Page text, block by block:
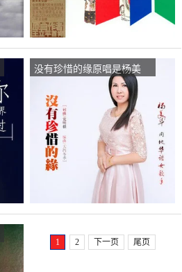
没有珍惜的缘原唱是杨美
华，由快乐一生翻唱(播
放:38)
1 2 下一页 尾页